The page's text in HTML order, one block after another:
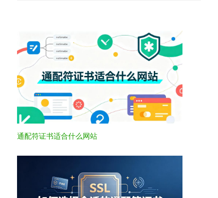
通配符证书适合什么网站